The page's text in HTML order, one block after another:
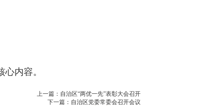
内容。
上一篇：自治区“两优一先”表彰大会召开
下一篇：自治区党委常委会召开会议